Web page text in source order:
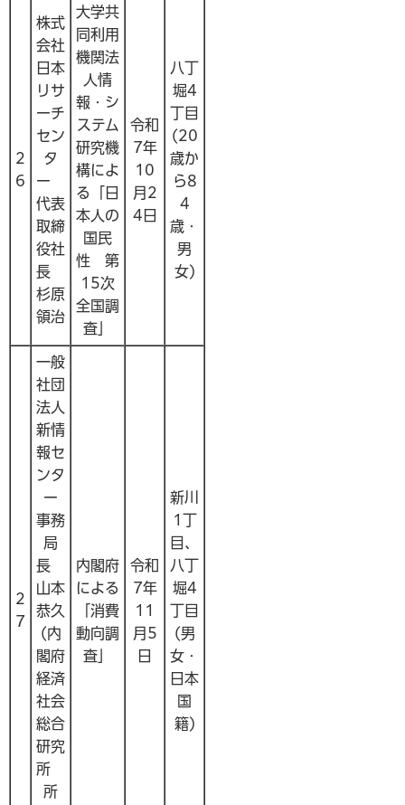
2
6
株式
会社
日本
リサ
ーチ
セン
タ
ー
代表
取締
役社
長
杉原
領治
大学共
同利用
機関法
人情
報・シ
ステム
研究機
構によ
る「日
本人の
国民
性 第
15次
全国調
査」
令和
7年
10
月2
4日
八丁
堀4
丁目
(20
歳か
ら8
4
歳・
男
女)
2
7
一般
社団
法人
新情
報セ
ンタ
ー
事務
局
長
山本
恭久
(内
閣府
経済
社会
総合
研究
所
所
内閣府
による
「消費
動向調
査」
令和
7年
11
月5
日
新川
1丁
目、
八丁
堀4
丁目
(男
女・
日本
国
籍)